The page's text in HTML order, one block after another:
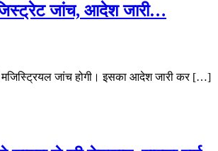
मजिस्ट्रेट जांच, आदेश जारी…
मजिस्ट्रियल जांच होगी। इसका आदेश जारी कर […]